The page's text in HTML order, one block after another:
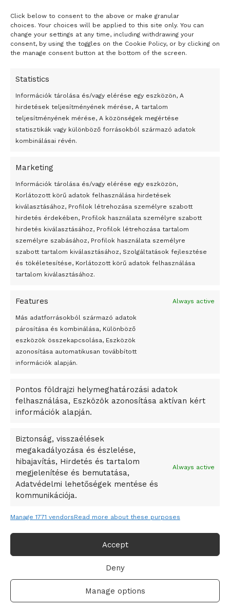
Click below to consent to the above or make granular
choices. Your choices will be applied to this site only. You can
change your settings at any time, including withdrawing your
consent, by using the toggles on the Cookie Policy, or by clicking on
the manage consent button at the bottom of the screen.
Statistics
Információk tárolása és/vagy elérése egy eszközön, A
hirdetések teljesítményének mérése, A tartalom
teljesítményének mérése, A közönségek megértése
statisztikák vagy különböző forrásokból származó adatok
kombinálásai révén.
Marketing
Információk tárolása és/vagy elérése egy eszközön,
Korlátozott körű adatok felhasználása hirdetések
kiválasztásához, Profilok létrehozása személyre szabott
hirdetés érdekében, Profilok használata személyre szabott
hirdetés kiválasztásához, Profilok létrehozása tartalom
személyre szabásához, Profilok használata személyre
szabott tartalom kiválasztásához, Szolgáltatások fejlesztése
és tökéletesítése, Korlátozott körű adatok felhasználása
tartalom kiválasztásához.
Features Always active
Más adatforrásokból származó adatok
párosítása és kombinálása, Különböző
eszközök összekapcsolása, Eszközök
azonosítása automatikusan továbbított
információk alapján.
Pontos földrajzi helymeghatározási adatok
felhasználása, Eszközök azonosítása aktívan kért
információk alapján.
Biztonság, visszaélések
megakadályozása és észlelése,
hibajavítás, Hirdetés és tartalom
megjelenítése és bemutatása,
Adatvédelmi lehetőségek mentése és
kommunikációja.
Always active
Manage 1771 vendorsRead more about these purposes
Accept
Deny
Manage options
- H I R D E T É S -
Átmenetileg szünetelnek az összecsapások Bahmutnál
Egy vagyonért adták el Banksy művét miután elégették.
Az 1950-ben elhunyt alkotók művei szabadon
felhasználhatóvá válnak
Peking – A visegrádi országok zsidó kulturális örökségét
bemutató fotókiállítás nyílt
Megveszi az osztrák Wienerberger az amerikai Meridian
Bricket
A Startup Campus egyetemi programjainak legjobbjai az
A Ringo Starr új albummal jelentkezik
A Vajdasági Magyar Szövetség államtitkárait kinevezték
Dzsingisz kán hódító hadjárata okozta
Kuramagomedov ötödik, Muszukajev elődöntős – Birkózó
világkupa
Adatvédelmi irányelvek
© 2019-2021 online365.hu - Minden jog fenntartva!